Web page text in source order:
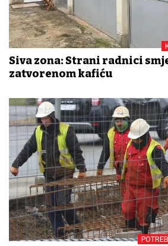
Siva zona: Strani radnici
zatvorenom kafiću